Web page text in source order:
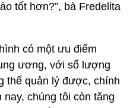
tốt hơn?”, bà Fredelita
có một ưu điểm
ương, với số lượng
thể quản lý được, chính
chúng tôi còn tăng